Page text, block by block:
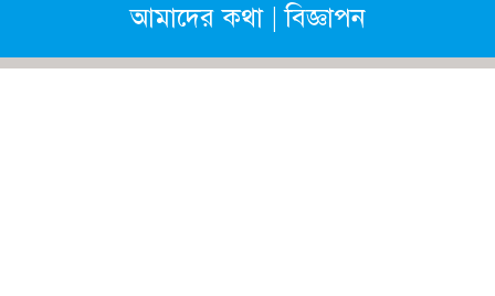
আমাদের কথা|বিজ্ঞাপন